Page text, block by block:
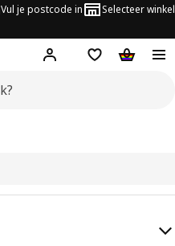
Vul je postcode in Selecteer winkel
Hej! Log in